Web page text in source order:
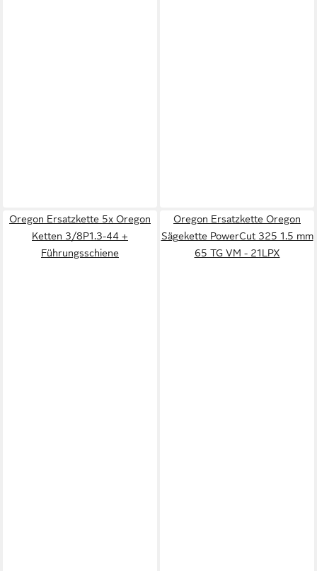
Oregon Ersatzkette 5x Oregon
Ketten 3/8P1.3-44 +
Führungsschiene
Oregon Ersatzkette Oregon
Sägekette PowerCut 325 1.5 mm
65 TG VM - 21LPX